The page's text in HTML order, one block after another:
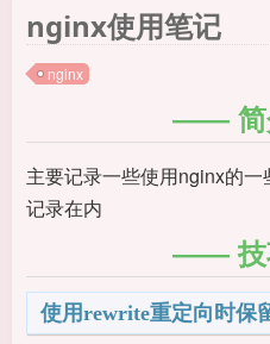
nginx使用笔记
nginx
主要记录一些使用nginx的
记录在内
使用rewrite重定向时保